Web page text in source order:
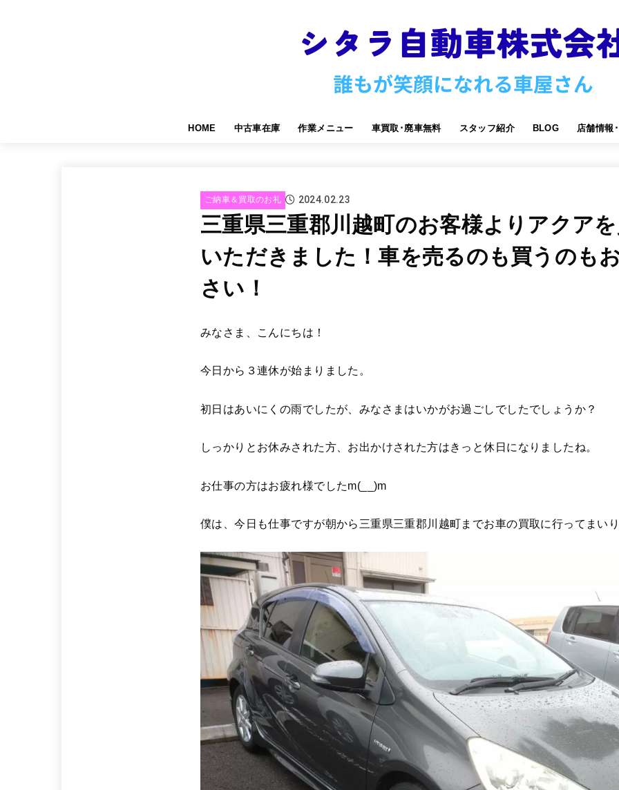
HOME 中古車在庫 作業メニュー 車買取･廃車無料 スタッフ紹介 BLOG 店舗情報
ご納車＆買取のお礼 2024.02.23
三重県三重郡川越町のお客様よりアクア
いただきました！車を売るのも買うのも
さい！
みなさま、こんにちは！
今日から３連休が始まりました。
初日はあいにくの雨でしたが、みなさまはいかがお過ごしでしたでしょうか？
しっかりとお休みされた方、お出かけされた方はきっと休日になりましたね。
お仕事の方はお疲れ様でしたm(__)m
僕は、今日も仕事ですが朝から三重県三重郡川越町までお車の買取に行ってまい